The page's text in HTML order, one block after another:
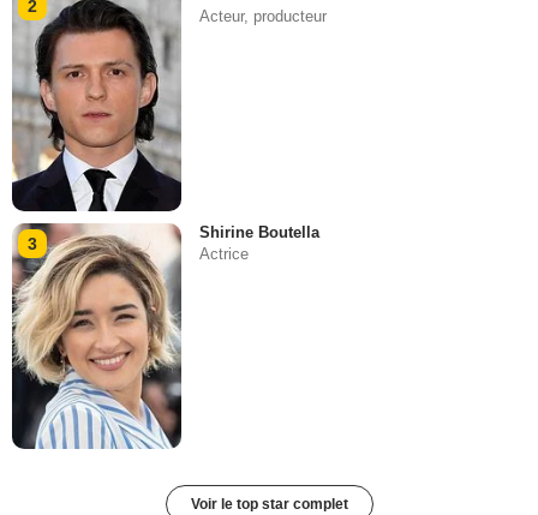
2
Acteur, producteur
3
Shirine Boutella
Actrice
Voir le top star complet